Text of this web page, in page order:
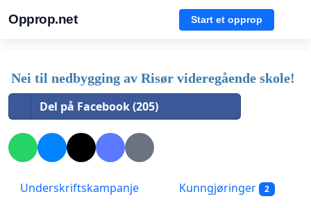
Opprop.net Start et opprop
Nei til nedbygging av Risør videregående skole!
Del på Facebook (205)
Underskriftskampanje Kunngjøringer 2